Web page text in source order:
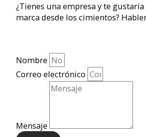
¿Tienes una empresa y te
marca desde los cimientos?
Nombre
Correo electrónico
Mensaje